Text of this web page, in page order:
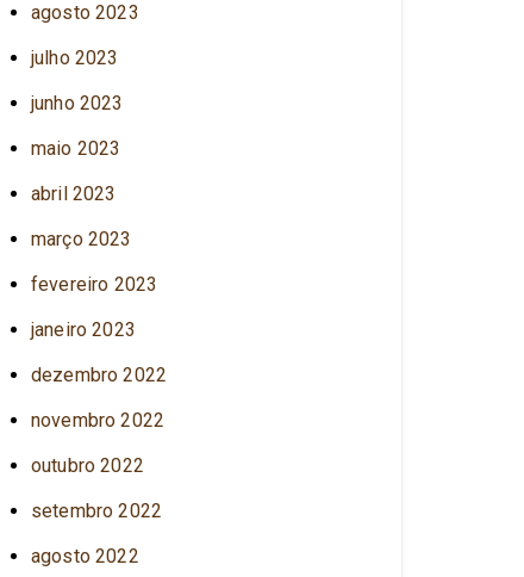
agosto 2023
julho 2023
junho 2023
maio 2023
abril 2023
março 2023
fevereiro 2023
janeiro 2023
dezembro 2022
novembro 2022
outubro 2022
setembro 2022
agosto 2022